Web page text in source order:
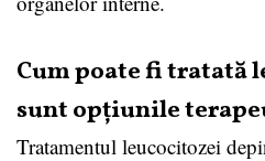
Cum poate fi tratată
sunt opțiunile
Tratamentul leucocitozei